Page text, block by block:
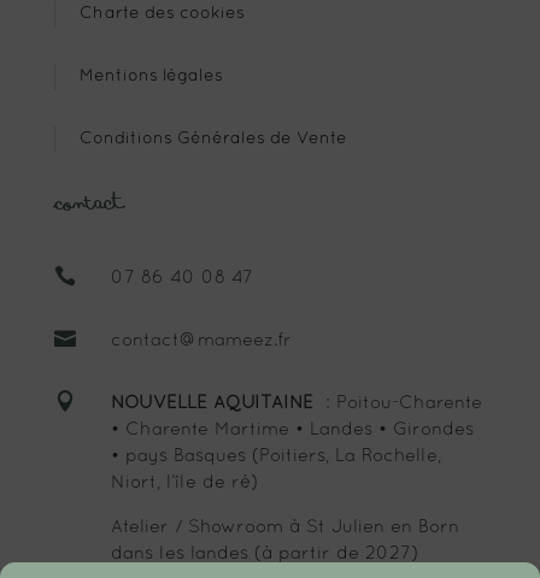
Charte des cookies
Mentions légales
Conditions Générales de Vente
Contact
 07 86 40 08 47
 contact@mameez.fr
 NOUVELLE AQUITAINE
: Poitou-Charente
• Charente Martime • Landes • Girondes
• pays Basques (Poitiers, La Rochelle,
Niort, l’île de ré)
Atelier / Showroom à St Julien en Born
dans les landes (à partir de 2027)